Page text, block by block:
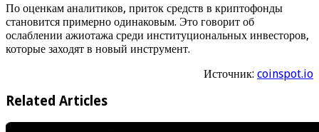
По оценкам аналитиков, приток средств в криптофонды
становится примерно одинаковым. Это говорит об
ослаблении ажиотажа среди институциональных инвесторов,
которые заходят в новый инструмент.
Источник: coinspot.io
Related Articles